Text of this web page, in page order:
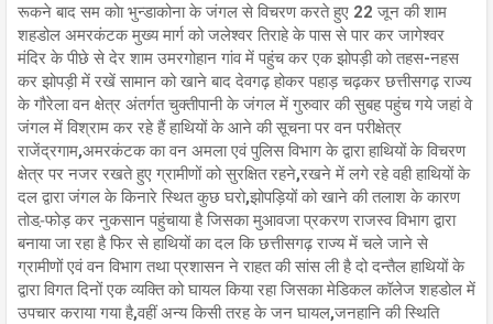
रूकने बाद सम कोा भुन्डाकोना के जंगल से विचरण करते हुए 22 जून की शाम
शहडोल अमरकंटक मुख्य मार्ग को जलेश्वर तिराहे के पास से पार कर जागेश्वर
मंदिर के पीछे से देर शाम उमरगोहान गांव में पहुंच कर एक झोपड़ी को तहस-नहस
कर झोपड़ी में रखें सामान को खाने बाद देवगढ़ होकर पहाड़ चढ़कर छत्तीसगढ़ राज्य
के गौरेला वन क्षेत्र अंतर्गत चुक्तीपानी के जंगल में गुरुवार की सुबह पहुंच गये जहां वे
जंगल में विश्राम कर रहे हैं हाथियों के आने की सूचना पर वन परीक्षेत्र
राजेंद्रगाम,अमरकंटक का वन अमला एवं पुलिस विभाग के द्वारा हाथियों के विचरण
क्षेत्र पर नजर रखते हुए ग्रामीणों को सुरक्षित रहने,रखने में लगे रहे वही हाथियों के
दल द्वारा जंगल के किनारे स्थित कुछ घरो,झोपड़ियों को खाने की तलाश के कारण
तोड-़फोड़ कर नुकसान पहुंचाया है जिसका मुआवजा प्रकरण राजस्व विभाग द्वारा
बनाया जा रहा है फिर से हाथियों का दल कि छत्तीसगढ़ राज्य में चले जाने से
ग्रामीणों एवं वन विभाग तथा प्रशासन ने राहत की सांस ली है दो दन्तैल हाथियों के
द्वारा विगत दिनों एक व्यक्ति को घायल किया रहा जिसका मेडिकल कॉलेज शहडोल में
उपचार कराया गया है,वहीं अन्य किसी तरह के जन घायल,जनहानि की स्थिति